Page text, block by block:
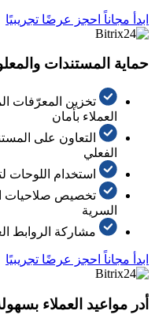
ابدأ مجاناً احجز عرضًا تجريبيًا
حماية المستندات
تخزين المعرّفات
العملاء بأمان
التعاون على
الفعلي
استخدام اللوحات
تخصيص صلاحيات
السرية
مشاركة الروابط
ابدأ مجاناً احجز عرضًا تجريبيًا
أدر مواعيد العملاء